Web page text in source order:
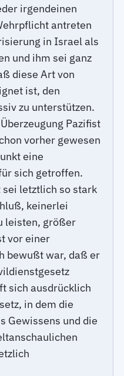
irgendeinen
antreten
in Israel als
und ihm sei ganz
diese Art von
ist, den
zu unterstützen.
Pazifist
vorher gewesen
eine
sich getroffen.
letztlich so stark
keinerlei
leisten, größer
vor einer
bewußt war, daß er
sich ausdrücklich
in dem die
Gewissens und die